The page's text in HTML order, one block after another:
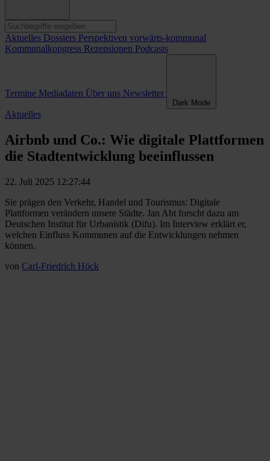
Aktuelles Dossiers Perspektiven vorwärts-kommunal
Kommunalkongress Rezensionen Podcasts
Termine Mediadaten Über uns Newsletter
Dark Mode
Aktuelles
Airbnb und Co.: Wie digitale Plattformen
die Stadtentwicklung beeinflussen
22. Juli 2025 12:27:44
Sie prägen den Verkehr, Handel und Tourismus: Digitale
Plattformen verändern unsere Städte. Jan Abt forscht dazu am
Deutschen Institut für Urbanistik (Difu). Im Interview erklärt er,
welchen Einfluss Kommunen auf die Entwicklungen nehmen
können.
von Carl-Friedrich Höck